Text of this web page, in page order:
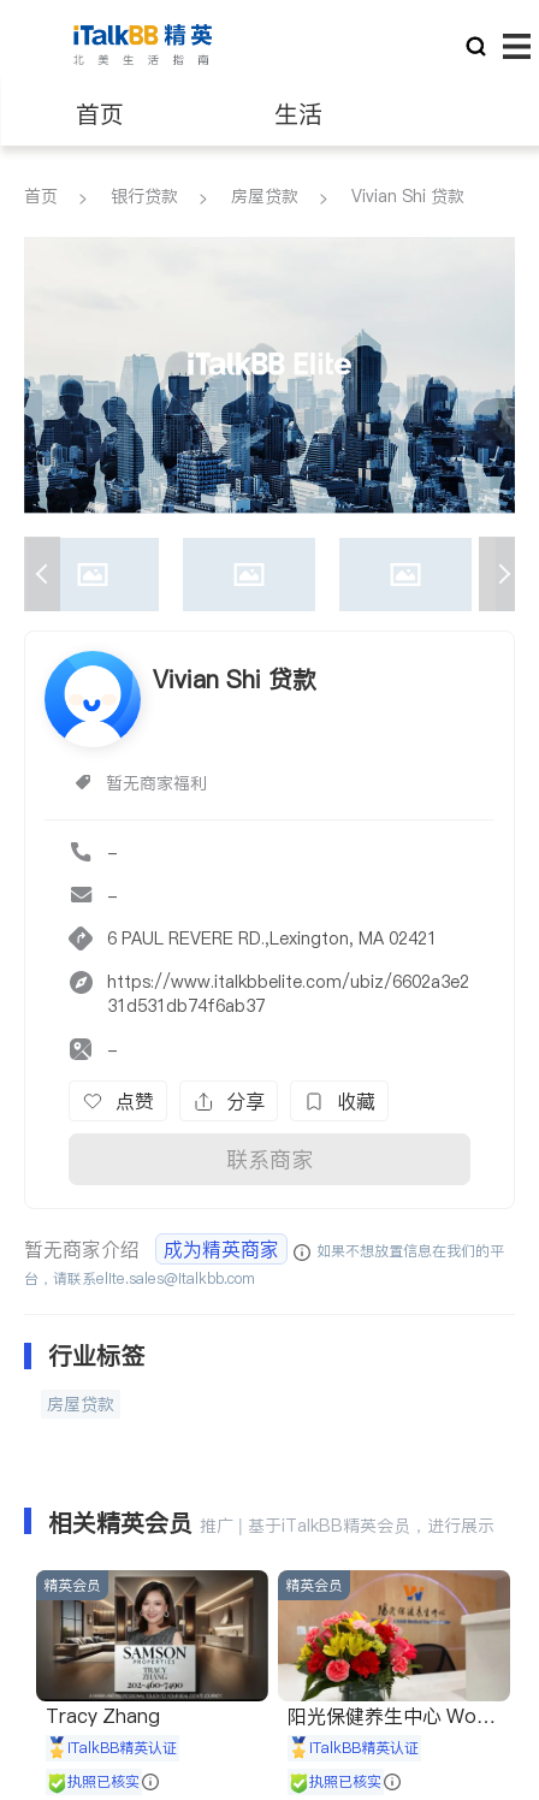
首页 生活
医生 律师
养老 非盈利组织
首页 银行贷款 房屋贷款 Vivian Shi 贷款
Vivian Shi 贷款
暂无商家福利
-
-
6 PAUL REVERE RD.,Lexington, MA 02421
https://www.italkbbelite.com/ubiz/6602a3e2
31d531db74f6ab37
-
点赞 分享 收藏
联系商家
暂无商家介绍 成为精英商家
如果不想放置信息在我们的平
台，请联系elite.sales@italkbb.com
行业标签
房屋贷款
相关精英会员 推广 | 基于iTalkBB精英会员，进行展示
精英会员
Tracy Zhang
iTalkBB精英认证
执照已核实
精英会员
阳光保健养生中心 World
shine
iTalkBB精英认证
执照已核实